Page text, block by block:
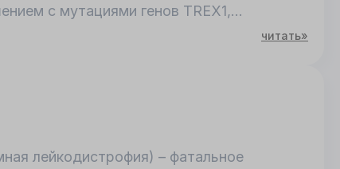
с мутациями генов TREX1,
RNASEH2C на 11q13.2, RNASEH2A на
атрофия коры головного мозга,
читать»
лейкодистрофия) – фатальное